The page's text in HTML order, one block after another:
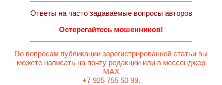
Ответы на часто задаваемые вопросы авторов
Остерегайтесь мошенников!
По вопросам публикации зарегистрированной статьи вы
можете написать на почту редакции или в мессенджер
MAX
+7 925 755 50 99.